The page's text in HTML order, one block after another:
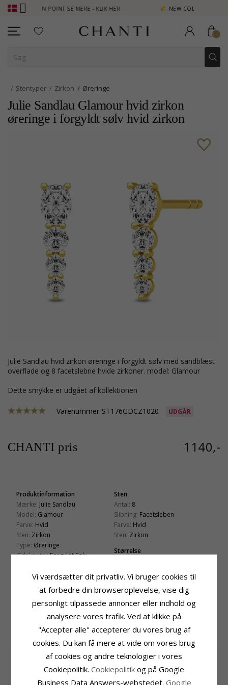
POINT SE MERE - KLIK HER NEW COLLECTION | AURA
Stentyper Zirkon Øreringe
Julie Sandlau Glamour hvid zirkon
øreringe i forgyldt sølv hvid zirkon
Julie Sandlau hvid zirkon øreringe i forgyldt sølv med sandblæst
overflade og 8 facetslebne hvide zirkoner. model: Glamour
Dette smykke er udgået af kollektionen
Varenummer ST176GDCZ1020 UDGÅR
CHANTI pris 1140,-
Produktinformation
Mærke: Julie Sandlau
Model: Glamour
Farve: Hvid
Sten: Zirkon
Type: Øreringe
Ædelmetal:Forgyldt Sølv
Sten
Antal: 8
Slibning: Facetsleben
Farve: Hvid
Sten: Zirkon
Størrelse
Leveringstid
KUNDER DER HAR KØBT DENNE HAR
OGSÁ KØBT
Vi værdsætter dit privatliv. Vi bruger cookies til
at forbedre din browseroplevelse, vise dig
personligt tilpassede annoncer eller indhold og
analysere vores trafik. Ved at klikke på
"Accepter alle" accepterer du vores brug af
cookies. Du kan få mere at vide om vores brug
af cookies og andre teknologier i vores
Cookiepolitik. Cookiepolitik og på Google
Business Data Answers-webstedet. Google